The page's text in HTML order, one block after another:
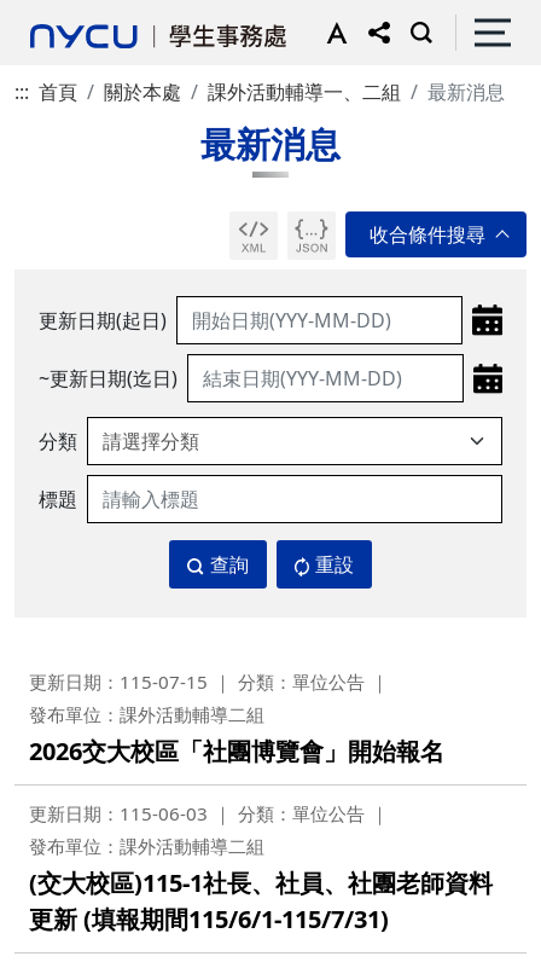
::: 首頁 關於本處 課外活動輔導一、二組 最新消息
最新消息
更新日期(起日)
~更新日期(迄日)
分類
標題
查詢 重設
更新日期：115-07-15
分類：單位公告
發布單位：課外活動輔導二組
2026交大校區「社團博覽會」開始報名
更新日期：115-06-03
分類：單位公告
發布單位：課外活動輔導二組
(交大校區)115-1社長、社員、社團老師資料
更新 (填報期間115/6/1-115/7/31)